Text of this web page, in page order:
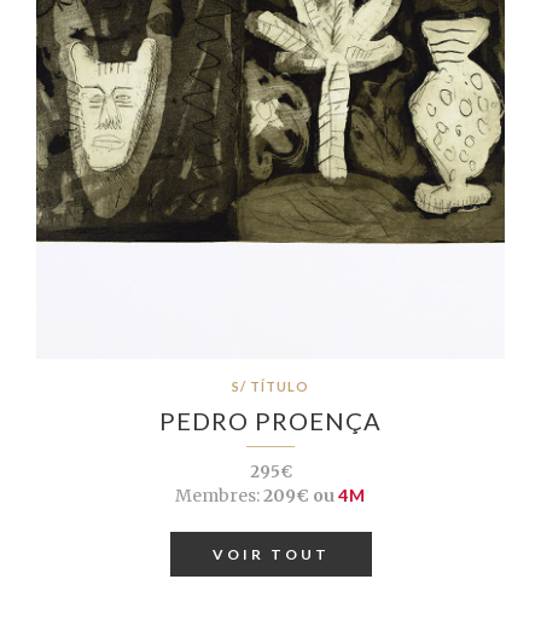
S/ TÍTULO
PEDRO PROENÇA
295€
Membres:209€ ou4M
VOIR TOUT